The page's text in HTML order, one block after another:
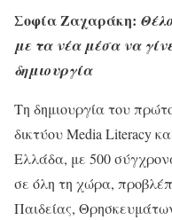
Σοφία Ζαχαράκη:
με τα νέα μέσα να
δημιουργία
Τη δημιουργία του
δικτύου Media Literacy
Ελλάδα, με 500
σε όλη τη χώρα,
Παιδείας,